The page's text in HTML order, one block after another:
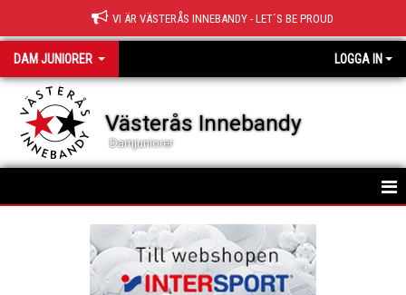
VI ÄR VÄSTERÅS INNEBANDY - LET´S BE PROUD
DAM JUNIORER LOGGA IN
Västerås Innebandy
Damjuniorer